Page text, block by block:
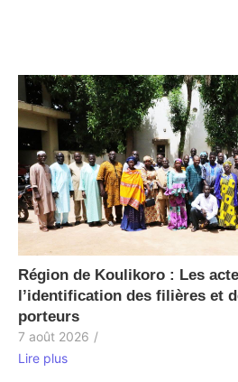
Région de Koulikoro : Les
l’identification des filières et
porteurs
7 août 2026 /
Lire plus